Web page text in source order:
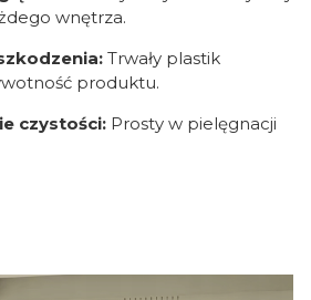
wnętrza.
Trwały plastik
produktu.
czystości: Prosty w pielęgnacji